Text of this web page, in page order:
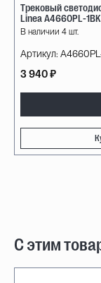
Трековый
Linea A4660PL-1BK
В наличии 4 шт.
Артикул:
3 940 ₽
С этим